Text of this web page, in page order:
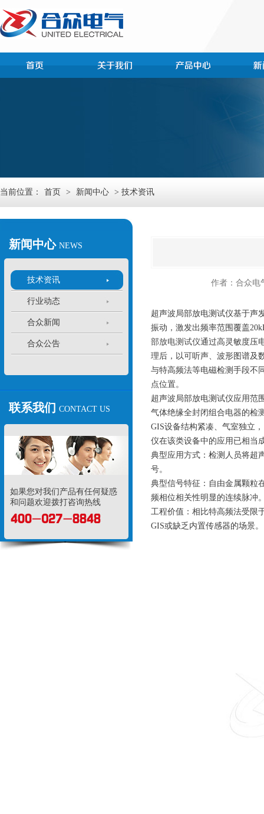
当前位置： 首页 > 新闻中心 > 技术资讯
新闻中心 NEWS
技术资讯
行业动态
合众新闻
合众公告
联系我们 CONTACT US
如果您对我们产品有任何疑惑
和问题欢迎拨打咨询热线
作者：合众电
超声波局部放电测试仪基于声
振动，激发出频率范围覆盖
部放电测试仪通过高灵敏度压
理后，以可听声、波形图谱及
与特高频法等电磁检测手段不
点位置。
超声波局部放电测试仪应用范
气体绝缘全封闭组合电器的检
GIS设备结构紧凑、气室独立
仪在该类设备中的应用已相当
典型应用方式：检测人员将超
号。
典型信号特征：自由金属颗粒
频相位相关性明显的连续脉冲
工程价值：相比特高频法受限
GIS或缺乏内置传感器的场景。